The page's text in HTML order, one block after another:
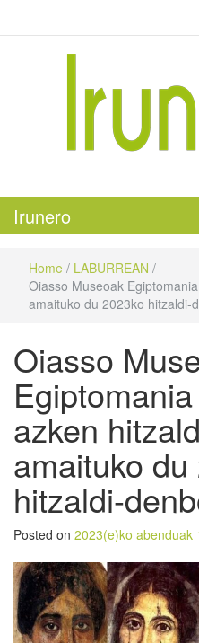
Irunero
Home / LABURREAN /
Oiasso Museoak
amaituko du 2023ko hitzaldi-
Oiasso
azken
amaituko du
hitzaldi-
Posted on 2023(e)ko abenduak